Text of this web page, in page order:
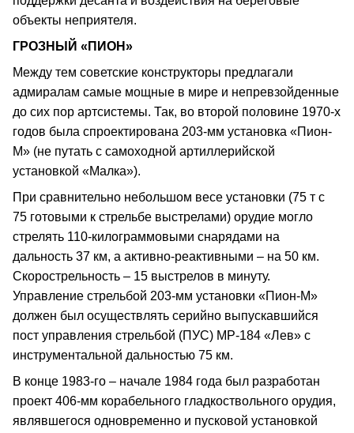
объекты неприятеля.
ГРОЗНЫЙ «ПИОН»
Между тем советские конструкторы предлагали
адмиралам самые мощные в мире и непревзойденные
до сих пор артсистемы. Так, во второй половине 1970-х
годов была спроектирована 203-мм установка «Пион-
М» (не путать с самоходной артиллерийской
установкой «Малка»).
При сравнительно небольшом весе установки (75 т с
75 готовыми к стрельбе выстрелами) орудие могло
стрелять 110-килограммовыми снарядами на
дальность 37 км, а активно-реактивными – на 50 км.
Скорострельность – 15 выстрелов в минуту.
Управление стрельбой 203-мм установки «Пион-М»
должен был осуществлять серийно выпускавшийся
пост управления стрельбой (ПУС) МР-184 «Лев» с
инструментальной дальностью 75 км.
В конце 1983-го – начале 1984 года был разработан
проект 406-мм корабельного гладкоствольного орудия,
являвшегося одновременно и пусковой установкой